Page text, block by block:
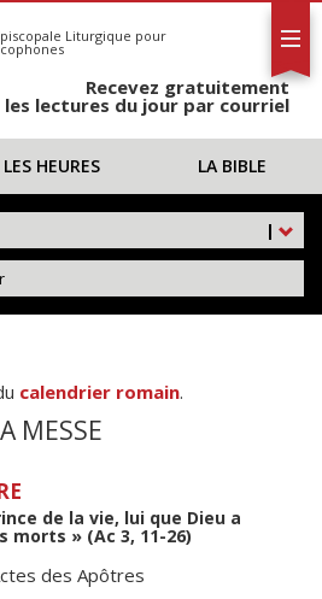
Liturgique pour
Recevez gratuitement
les lectures du jour par courriel
LES HEURES LA BIBLE
|
calendrier romain.
MESSE
de la vie, lui que Dieu a
morts » (Ac 3, 11-26)
des Apôtres